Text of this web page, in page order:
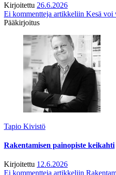
Kirjoitettu 26.6.2026
Ei kommentteja artikkeliin Kesä voi
Pääkirjoitus
Tapio Kivistö
Rakentamisen painopiste keikahti
Kirjoitettu 12.6.2026
Ei kommentteja artikkeliin